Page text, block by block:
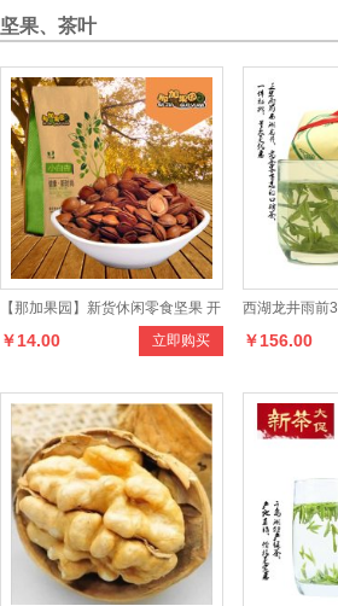
坚果、茶叶
【那加果园】新货休闲零食坚果 开
口小白杏核238克奶油小银杏
立即购买
￥14.00
西湖龙井雨前
克传统纸包精
￥156.00